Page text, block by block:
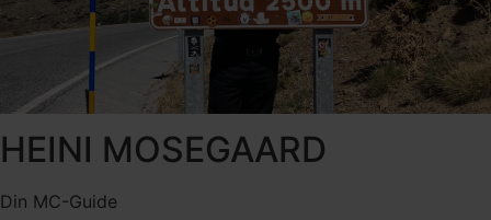
HEINI MOSEGAARD
Din MC-Guide